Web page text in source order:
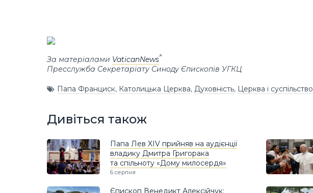
За матеріалами VaticanNews
Пресслужба Секретаріату Синоду Єпископів УГКЦ
Папа Франциск, Католицька Церква, Духовність, Церква і суспільство
Дивіться також
Папа Лев XIV прийняв на аудієнції
владику Дмитра Григорака
та спільноту «Дому милосердя»
6 серпня
Єпископ Венедикт Алексійчук: